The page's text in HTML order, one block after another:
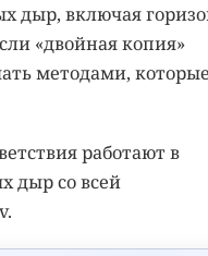
дыр, включая
«двойная копия»
методами, которые
работают в
дыр со всей